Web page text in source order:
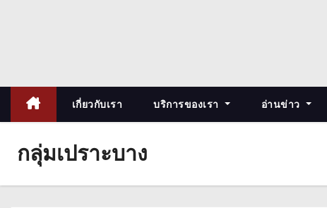
เกี่ยวกับเรา บริการของเรา อ่านข่าว
กลุ่มเปราะบาง